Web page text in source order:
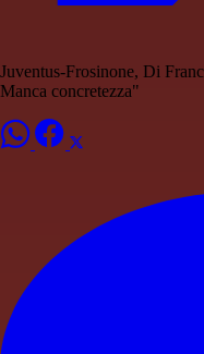
Juventus-Frosinone, Di
Manca concretezza"